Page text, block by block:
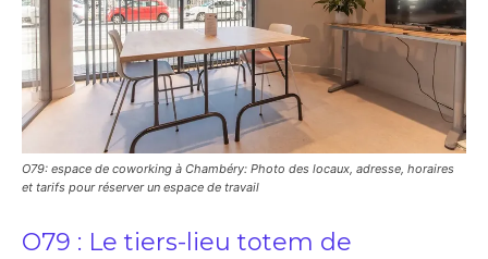
O79: espace de coworking à Chambéry: Photo des locaux, adresse, horaires
et tarifs pour réserver un espace de travail
O79 : Le tiers-lieu totem de